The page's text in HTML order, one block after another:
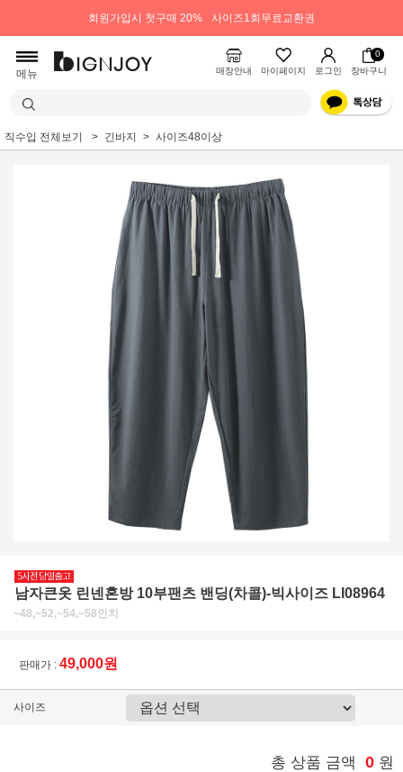
회원가입시 첫구매 20% 사이즈1회무료교환권
메뉴 매장안내 마이페이지 로그인
0
장바구니
직수입 전체보기 긴바지 사이즈48이상
남자큰옷 린넨혼방 10부팬츠 밴딩(차콜)-빅사이즈 LI08964
~48,~52,~54,~58인치
판매가 : 49,000원
사이즈
총 상품 금액 0 원